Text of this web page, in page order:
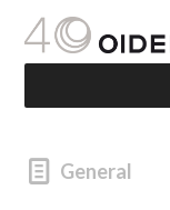
General